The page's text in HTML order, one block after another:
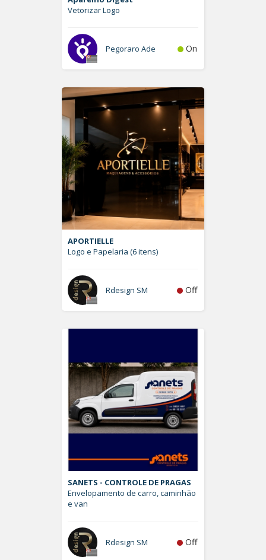
Vetorizar Logo
Pegoraro Ade On
APORTIELLE
Logo e Papelaria (6 itens)
Rdesign SM Off
SANETS - CONTROLE DE PRAGAS
Envelopamento de carro, caminhão
e van
Rdesign SM Off